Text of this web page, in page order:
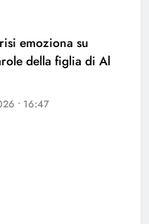
emoziona su
della figlia di Al
• 16:47